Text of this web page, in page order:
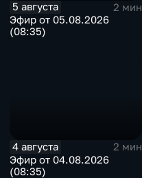
5 августа
2 мин
Эфир от 05.08.2026
(08:35)
4 августа
2 мин
Эфир от 04.08.2026
(08:35)